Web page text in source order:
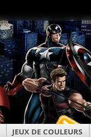
JEUX DE COULEURS